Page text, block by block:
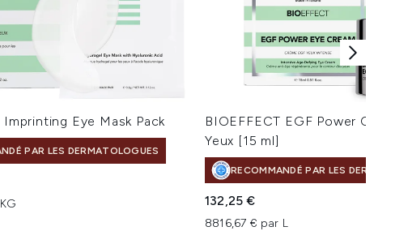
Imprinting Eye Mask Pack
PAR LES DERMATOLOGUES
BIOEFFECT EGF Power
Yeux [15 ml]
RECOMMANDÉ PAR LES
132,25 €
8816,67 € par L